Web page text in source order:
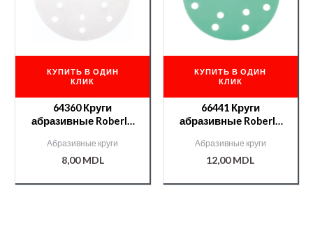
КУПИТЬ В ОДИН
КЛИК
64360 Круги
абразивные Roberlo
Абразивные круги
8,00MDL
КУПИТЬ В ОДИН
КЛИК
66441 Круги
абразивные Roberlo
P1000
Абразивные круги
12,00MDL